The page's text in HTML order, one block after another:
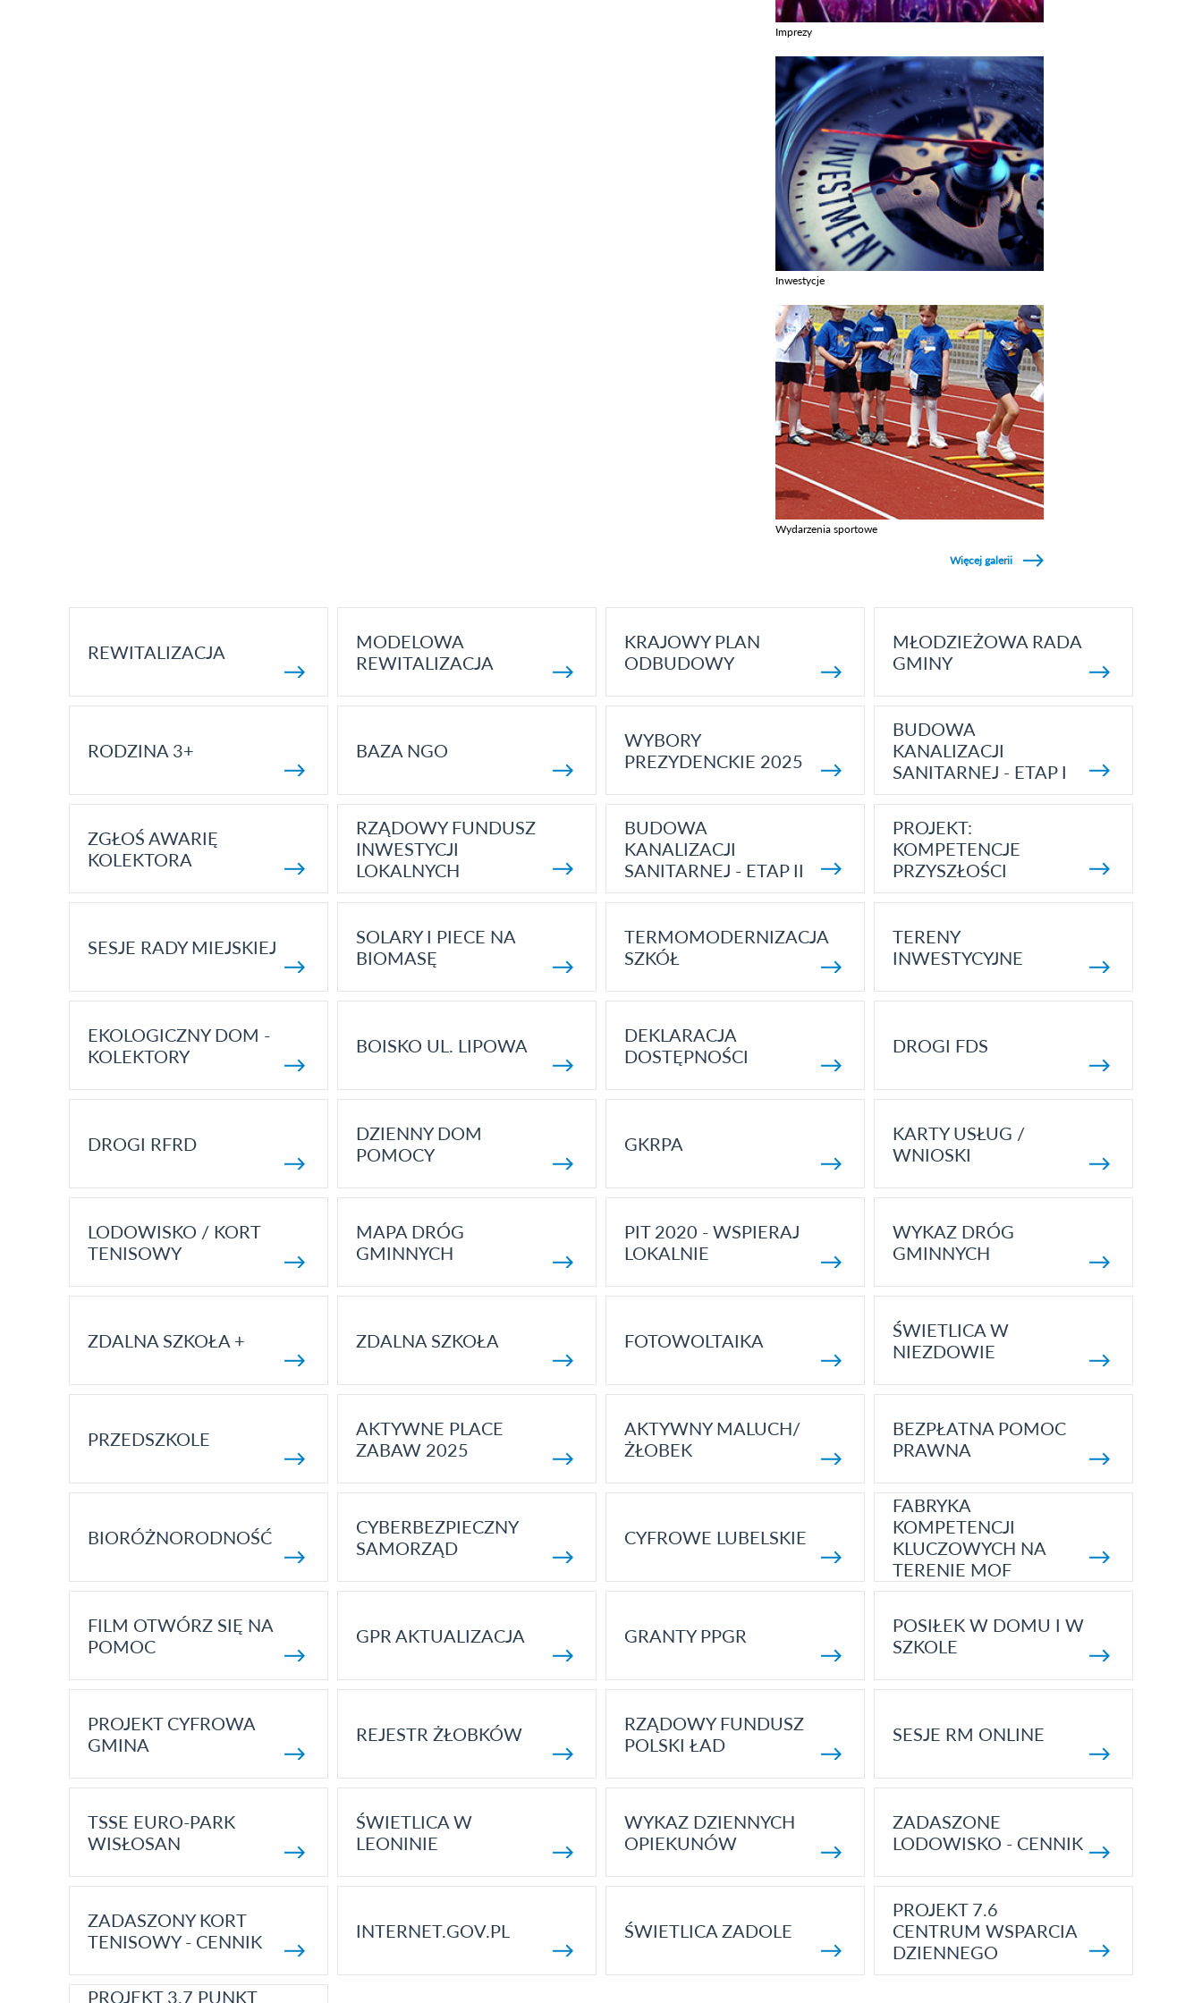
Imprezy
Inwestycje
Wydarzenia sportowe
Więcej galerii
REWITALIZACJA
MODELOWA
REWITALIZACJA
KRAJOWY PLAN
ODBUDOWY
MŁODZIEŻOWA RADA
GMINY
RODZINA 3+ BAZA NGO
WYBORY
PREZYDENCKIE 2025
BUDOWA
KANALIZACJI
SANITARNEJ - ETAP I
ZGŁOŚ AWARIĘ
KOLEKTORA
RZĄDOWY FUNDUSZ
INWESTYCJI
LOKALNYCH
BUDOWA
KANALIZACJI
SANITARNEJ - ETAP II
PROJEKT:
KOMPETENCJE
PRZYSZŁOŚCI
SESJE RADY MIEJSKIEJ
SOLARY I PIECE NA
BIOMASĘ
TERMOMODERNIZACJA
SZKÓŁ
TERENY
INWESTYCYJNE
EKOLOGICZNY DOM -
KOLEKTORY
BOISKO UL. LIPOWA
DEKLARACJA
DOSTĘPNOŚCI
DROGI FDS
DROGI RFRD
DZIENNY DOM
POMOCY
GKRPA
KARTY USŁUG /
WNIOSKI
LODOWISKO / KORT
TENISOWY
MAPA DRÓG
GMINNYCH
PIT 2020 - WSPIERAJ
LOKALNIE
WYKAZ DRÓG
GMINNYCH
ZDALNA SZKOŁA + ZDALNA SZKOŁA FOTOWOLTAIKA
ŚWIETLICA W
NIEZDOWIE
PRZEDSZKOLE
AKTYWNE PLACE
ZABAW 2025
AKTYWNY MALUCH/
ŻŁOBEK
BEZPŁATNA POMOC
PRAWNA
BIORÓŻNORODNOŚĆ
CYBERBEZPIECZNY
SAMORZĄD
CYFROWE LUBELSKIE
FABRYKA
KOMPETENCJI
KLUCZOWYCH NA
TERENIE MOF
FILM OTWÓRZ SIĘ NA
POMOC
GPR AKTUALIZACJA GRANTY PPGR
POSIŁEK W DOMU I W
SZKOLE
PROJEKT CYFROWA
GMINA
REJESTR ŻŁOBKÓW
RZĄDOWY FUNDUSZ
POLSKI ŁAD
SESJE RM ONLINE
TSSE EURO-PARK
WISŁOSAN
ŚWIETLICA W
LEONINIE
WYKAZ DZIENNYCH
OPIEKUNÓW
ZADASZONE
LODOWISKO - CENNIK
ZADASZONY KORT
TENISOWY - CENNIK
INTERNET.GOV.PL ŚWIETLICA ZADOLE
PROJEKT 7.6
CENTRUM WSPARCIA
DZIENNEGO
PROJEKT 3.7 PUNKT